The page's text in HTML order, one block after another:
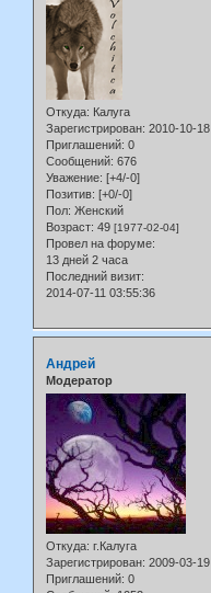
Откуда: Калуга
Зарегистрирован: 2010-10-18
Приглашений: 0
Сообщений: 676
Уважение: [+4/-0]
Позитив: [+0/-0]
Пол: Женский
Возраст: 49 [1977-02-04]
Провел на форуме:
13 дней 2 часа
Последний визит:
2014-07-11 03:55:36
Андрей
Модератор
Откуда: г.Калуга
Зарегистрирован: 2009-03-19
Приглашений: 0